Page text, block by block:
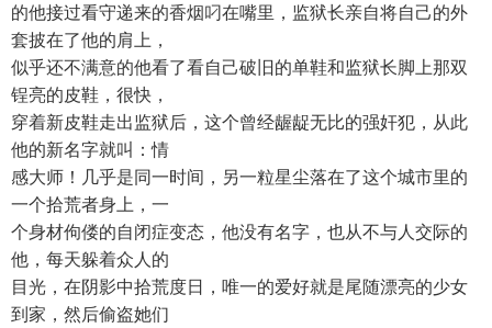
的他接过看守递来的香烟叼在嘴里，监狱长亲自将自己的外
套披在了他的肩上，
似乎还不满意的他看了看自己破旧的单鞋和监狱长脚上那双
锃亮的皮鞋，很快，
穿着新皮鞋走出监狱后，这个曾经龌龊无比的强奸犯，从此
他的新名字就叫：情
感大师！几乎是同一时间，另一粒星尘落在了这个城市里的
一个拾荒者身上，一
个身材佝偻的自闭症变态，他没有名字，也从不与人交际的
他，每天躲着众人的
目光，在阴影中拾荒度日，唯一的爱好就是尾随漂亮的少女
到家，然后偷盗她们